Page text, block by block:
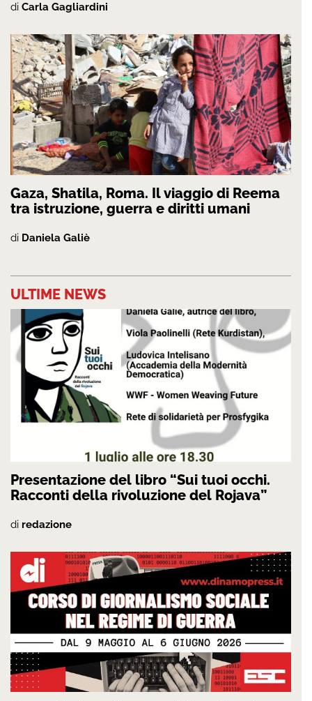
di Carla Gagliardini
Gaza, Shatila, Roma. Il viaggio di Reema
tra istruzione, guerra e diritti umani
di Daniela Galiè
ULTIME NEWS
Presentazione del libro “Sui tuoi occhi.
Racconti della rivoluzione del Rojava”
di redazione